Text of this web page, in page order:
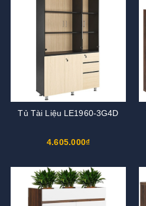
Tủ Tài Liệu LE1960-3G4D
4.605.000₫